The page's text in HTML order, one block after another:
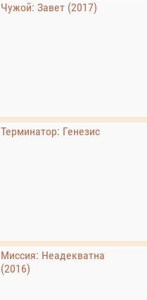
Чужой: Завет (2017)
Терминатор: Генезис
Миссия: Неадекватна
(2016)